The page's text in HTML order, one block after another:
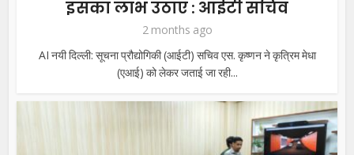
इसका लाभ उठाएं : आईटी सचिव
2 months ago
AI नयी दिल्ली: सूचना प्रौद्योगिकी (आईटी) सचिव एस. कृष्णन ने कृत्रिम मेधा
(एआई) को लेकर जताई जा रही...